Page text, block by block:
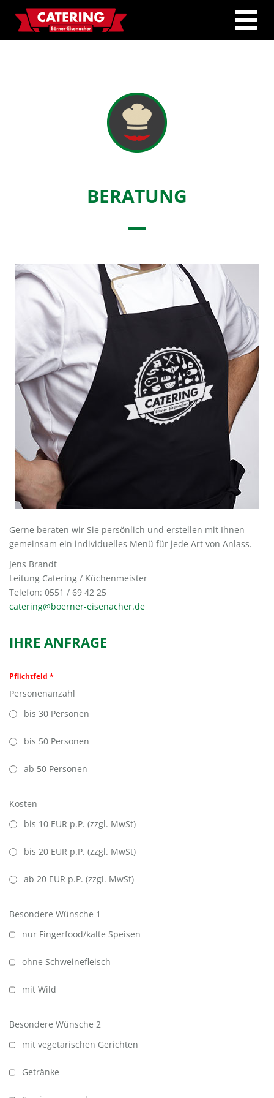
Toggle
BERATUNG
Gerne beraten wir Sie persönlich und erstellen mit Ihnen
gemeinsam ein individuelles Menü für jede Art von Anlass.
Jens Brandt
Leitung Catering / Küchenmeister
Telefon: 0551 / 69 42 25
catering@boerner-eisenacher.de
IHRE ANFRAGE
Pflichtfeld *
Personenanzahl
bis 30 Personen
bis 50 Personen
ab 50 Personen
Kosten
bis 10 EUR p.P. (zzgl. MwSt)
bis 20 EUR p.P. (zzgl. MwSt)
ab 20 EUR p.P. (zzgl. MwSt)
Besondere Wünsche 1
nur Fingerfood/kalte Speisen
ohne Schweinefleisch
mit Wild
Besondere Wünsche 2
mit vegetarischen Gerichten
Getränke